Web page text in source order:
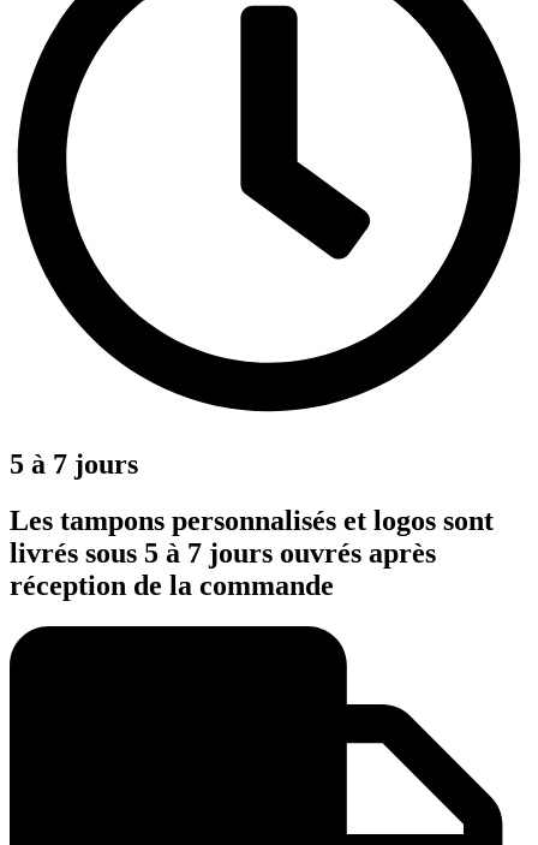
5 à 7 jours
Les tampons personnalisés et logos sont
livrés sous 5 à 7 jours ouvrés après
réception de la commande